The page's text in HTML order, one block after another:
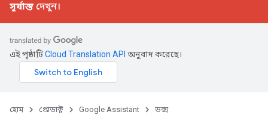
সূর্যাস্ত দেখুন।
এই পৃষ্ঠাটিCloud Translation API অনুবাদ করেছে।
হোম প্রোডাক্ট Google Assistant
ডক্স